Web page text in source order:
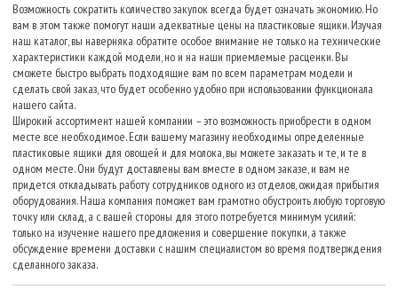
Возможность сократить количество закупок всегда будет означать экономию. Но
вам в этом также помогут наши адекватные цены на пластиковые ящики. Изучая
наш каталог, вы наверняка обратите особое внимание не только на технические
характеристики каждой модели, но и на наши приемлемые расценки. Вы
сможете быстро выбрать подходящие вам по всем параметрам модели и
сделать свой заказ, что будет особенно удобно при использовании функционала
нашего сайта.
Широкий ассортимент нашей компании – это возможность приобрести в одном
месте все необходимое. Если вашему магазину необходимы определенные
пластиковые ящики для овощей и для молока, вы можете заказать и те, и те в
одном месте. Они будут доставлены вам вместе в одном заказе, и вам не
придется откладывать работу сотрудников одного из отделов, ожидая прибытия
оборудования. Наша компания поможет вам грамотно обустроить любую торговую
точку или склад, а с вашей стороны для этого потребуется минимум усилий:
только на изучение нашего предложения и совершение покупки, а также
обсуждение времени доставки с нашим специалистом во время подтверждения
сделанного заказа.